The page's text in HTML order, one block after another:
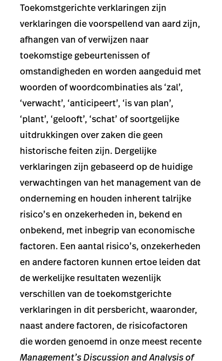
Toekomstgerichte verklaringen zijn
verklaringen die voorspellend van aard zijn,
afhangen van of verwijzen naar
toekomstige gebeurtenissen of
omstandigheden en worden aangeduid met
woorden of woordcombinaties als ‘zal’,
‘verwacht’, ‘anticipeert’, ‘is van plan’,
‘plant’, ‘gelooft’, ‘schat’ of soortgelijke
uitdrukkingen over zaken die geen
historische feiten zijn. Dergelijke
verklaringen zijn gebaseerd op de huidige
verwachtingen van het management van de
onderneming en houden inherent talrijke
risico’s en onzekerheden in, bekend en
onbekend, met inbegrip van economische
factoren. Een aantal risico’s, onzekerheden
en andere factoren kunnen ertoe leiden dat
de werkelijke resultaten wezenlijk
verschillen van de toekomstgerichte
verklaringen in dit persbericht, waaronder,
naast andere factoren, de risicofactoren
die worden genoemd in onze meest recente
Management’s Discussion and Analysis of